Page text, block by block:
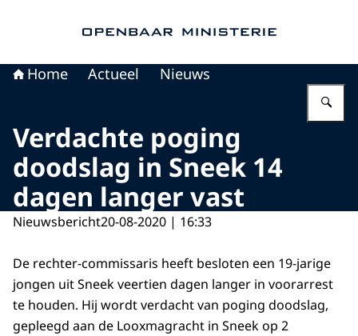
Home Actueel Nieuws
Verdachte poging
doodslag in Sneek 14
dagen langer vast
Nieuwsbericht20-08-2020 | 16:33
De rechter-commissaris heeft besloten een 19-jarige
jongen uit Sneek veertien dagen langer in voorarrest
te houden. Hij wordt verdacht van poging doodslag,
gepleegd aan de Looxmagracht in Sneek op 2